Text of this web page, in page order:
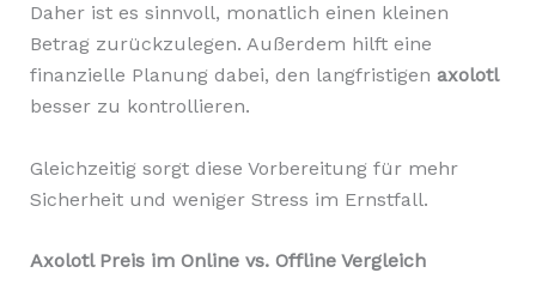
Daher ist es sinnvoll, monatlich einen kleinen
Betrag zurückzulegen. Außerdem hilft eine
finanzielle Planung dabei, den langfristigen axolotl
besser zu kontrollieren.
Gleichzeitig sorgt diese Vorbereitung für mehr
Sicherheit und weniger Stress im Ernstfall.
Axolotl Preis im Online vs. Offline Vergleich